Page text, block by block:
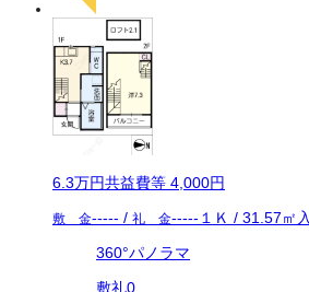
6.3万円共益費等 4,000円
敷 金----- / 礼 金----- １Ｋ / 31.57㎡
360°パノラマ
敷礼0